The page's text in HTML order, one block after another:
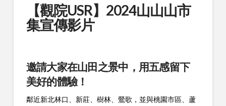
【觀院USR】2024山山山市
集宣傳影片
邀請大家在山田之景中，用五感留下
美好的體驗！
鄰近新北林口、新莊、樹林、鶯歌，並與桃園市區、蘆